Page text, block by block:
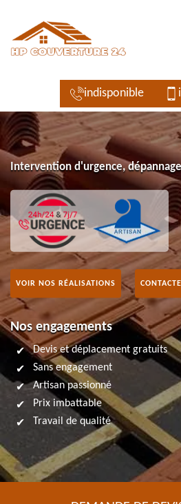
indisponible
Intervention d'urgence,
VOIR NOS RÉALISATIONS
Nos engagements
Devis et déplacement gratuits
Sans engagement
Artisan passionné
Prix imbattable
Travail de qualité